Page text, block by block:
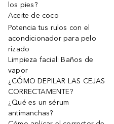
los pies?
Aceite de coco
Potencia tus rulos con el
acondicionador para pelo
rizado
Limpieza facial: Baños de
vapor
¿CÓMO DEPILAR LAS CEJAS
CORRECTAMENTE?
¿Qué es un sérum
antimanchas?